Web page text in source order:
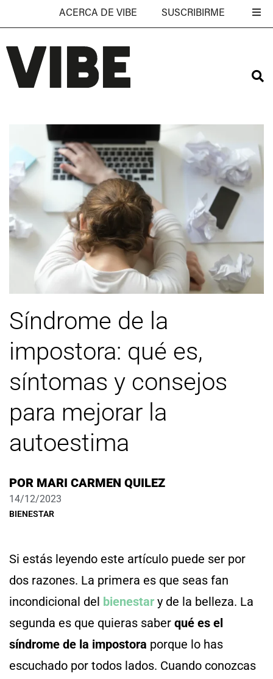
ACERCA DE VIBE SUSCRIBIRME
Síndrome de la
impostora: qué es,
síntomas y consejos
para mejorar la
autoestima
POR MARI CARMEN QUILEZ
14/12/2023
BIENESTAR
Si estás leyendo este artículo puede ser por
dos razones. La primera es que seas fan
incondicional del bienestar y de la belleza. La
segunda es que quieras saber qué es el
síndrome de la impostora porque lo has
escuchado por todos lados. Cuando conozcas